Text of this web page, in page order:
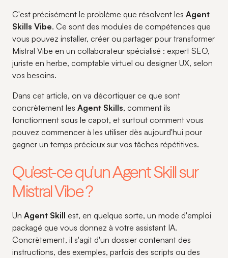
C'est précisément le problème que résolvent les Agent
Skills Vibe. Ce sont des modules de compétences que
vous pouvez installer, créer ou partager pour transformer
Mistral Vibe en un collaborateur spécialisé : expert SEO,
juriste en herbe, comptable virtuel ou designer UX, selon
vos besoins.
Dans cet article, on va décortiquer ce que sont
concrètement les Agent Skills, comment ils
fonctionnent sous le capot, et surtout comment vous
pouvez commencer à les utiliser dès aujourd'hui pour
gagner un temps précieux sur vos tâches répétitives.
Qu'est-ce qu'un Agent Skill sur
Mistral Vibe ?
Un Agent Skill est, en quelque sorte, un mode d'emploi
packagé que vous donnez à votre assistant IA.
Concrètement, il s'agit d'un dossier contenant des
instructions, des exemples, parfois des scripts ou des